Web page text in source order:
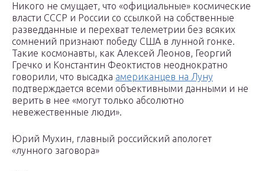
Никого не смущает, что «официальные» космические
власти СССР и России со ссылкой на собственные
разведданные и перехват телеметрии без всяких
сомнений признают победу США в лунной гонке.
Такие космонавты, как Алексей Леонов, Георгий
Гречко и Константин Феоктистов неоднократно
говорили, что высадка американцев на Луну
подтверждается всеми объективными данными и не
верить в нее «могут только абсолютно
невежественные люди».
Юрий Мухин, главный российский апологет
«лунного заговора»